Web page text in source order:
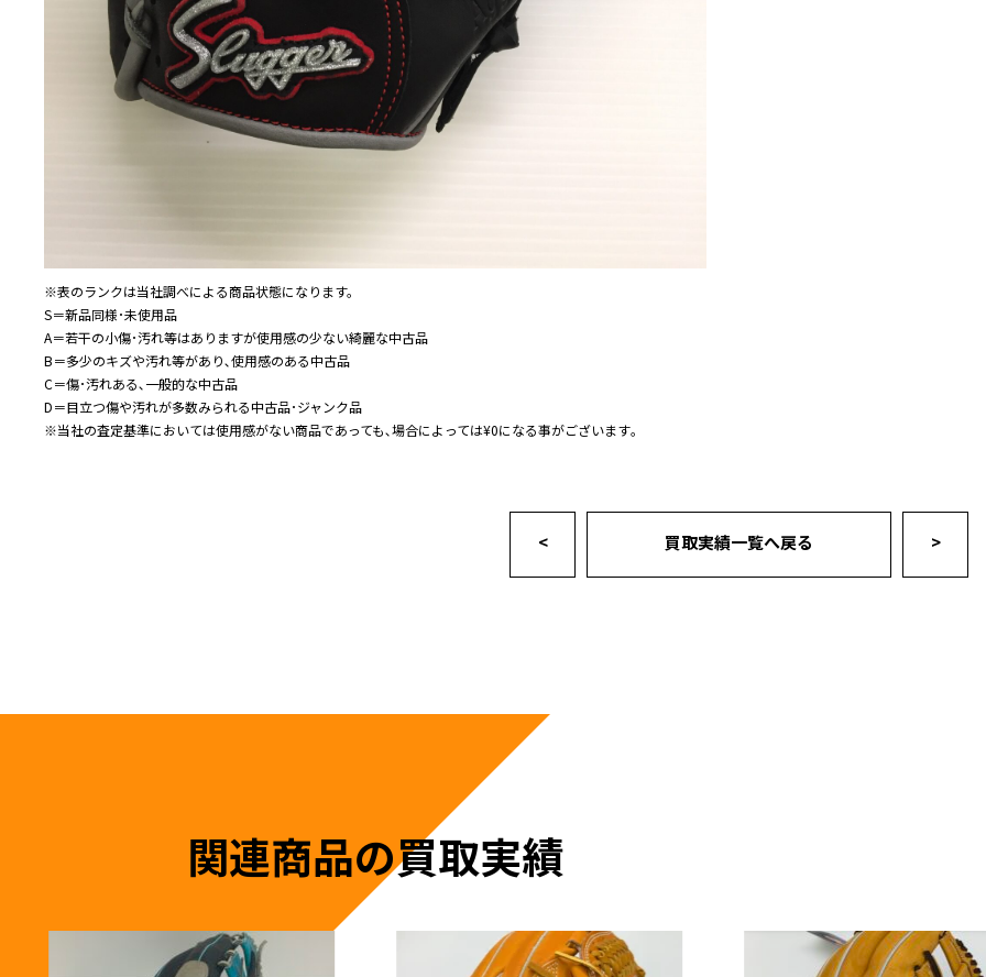
※表のランクは当社調べによる商品状態になります。
S＝新品同様･未使用品
A＝若干の小傷･汚れ等はありますが使用感の少ない綺麗な中古品
B＝多少のキズや汚れ等があり､使用感のある中古品
C＝傷･汚れある､一般的な中古品
D＝目立つ傷や汚れが多数みられる中古品･ジャンク品
※当社の査定基準においては使用感がない商品であっても､場合によっては¥0になる事がございます｡
< 買取実績一覧へ戻る >
関連商品の買取実績